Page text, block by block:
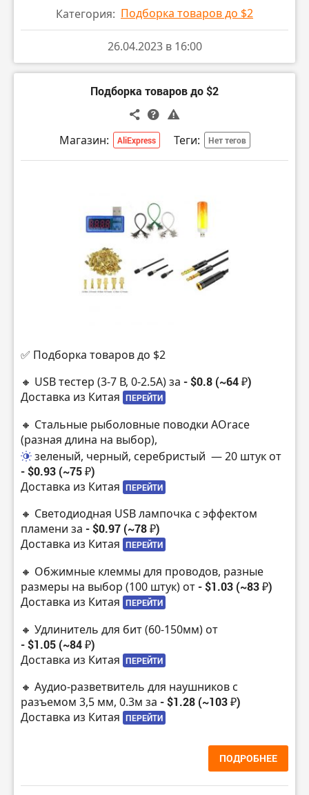
Категория: Подборка товаров до $2
26.04.2023 в 16:00
Подборка товаров до $2
Магазин: AliExpress Теги: Нет тегов
✅ Подборка товаров до $2
🔸 USB тестер (3-7 В, 0-2.5A) за - $0.8 (~64 ₽)
Доставка из Китая ПЕРЕЙТИ
🔸 Стальные рыболовные поводки AOrace
(разная длина на выбор),
зеленый, черный, серебристый — 20 штук от
- $0.93 (~75 ₽)
Доставка из Китая ПЕРЕЙТИ
🔸 Светодиодная USB лампочка с эффектом
пламени за - $0.97 (~78 ₽)
Доставка из Китая ПЕРЕЙТИ
🔸 Обжимные клеммы для проводов, разные
размеры на выбор (100 штук) от- $1.03 (~83 ₽)
Доставка из Китая ПЕРЕЙТИ
🔸 Удлинитель для бит (60-150мм) от
- $1.05 (~84 ₽)
Доставка из Китая ПЕРЕЙТИ
🔸 Аудио-разветвитель для наушников с
разъемом 3,5 мм, 0.3м за - $1.28 (~103 ₽)
Доставка из Китая ПЕРЕЙТИ
ПОДРОБНЕЕ